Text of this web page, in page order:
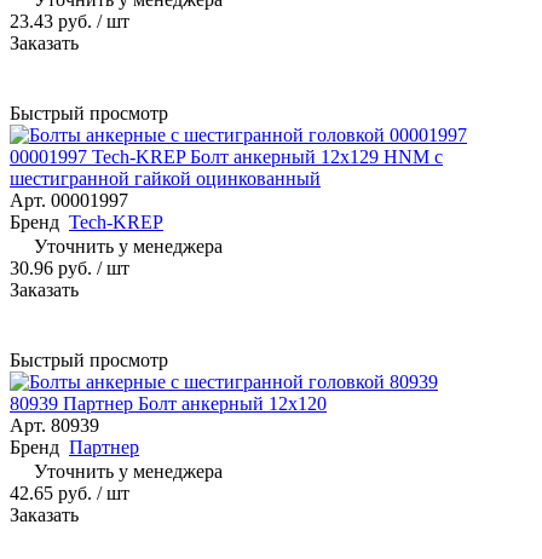
23.43 руб. / шт
Заказать
Быстрый просмотр
00001997 Tech-KREP Болт анкерный 12х129 HNM с
шестигранной гайкой оцинкованный
Арт. 00001997
Бренд Tech-KREP
Уточнить у менеджера
30.96 руб. / шт
Заказать
Быстрый просмотр
80939 Партнер Болт анкерный 12x120
Арт. 80939
Бренд Партнер
Уточнить у менеджера
42.65 руб. / шт
Заказать